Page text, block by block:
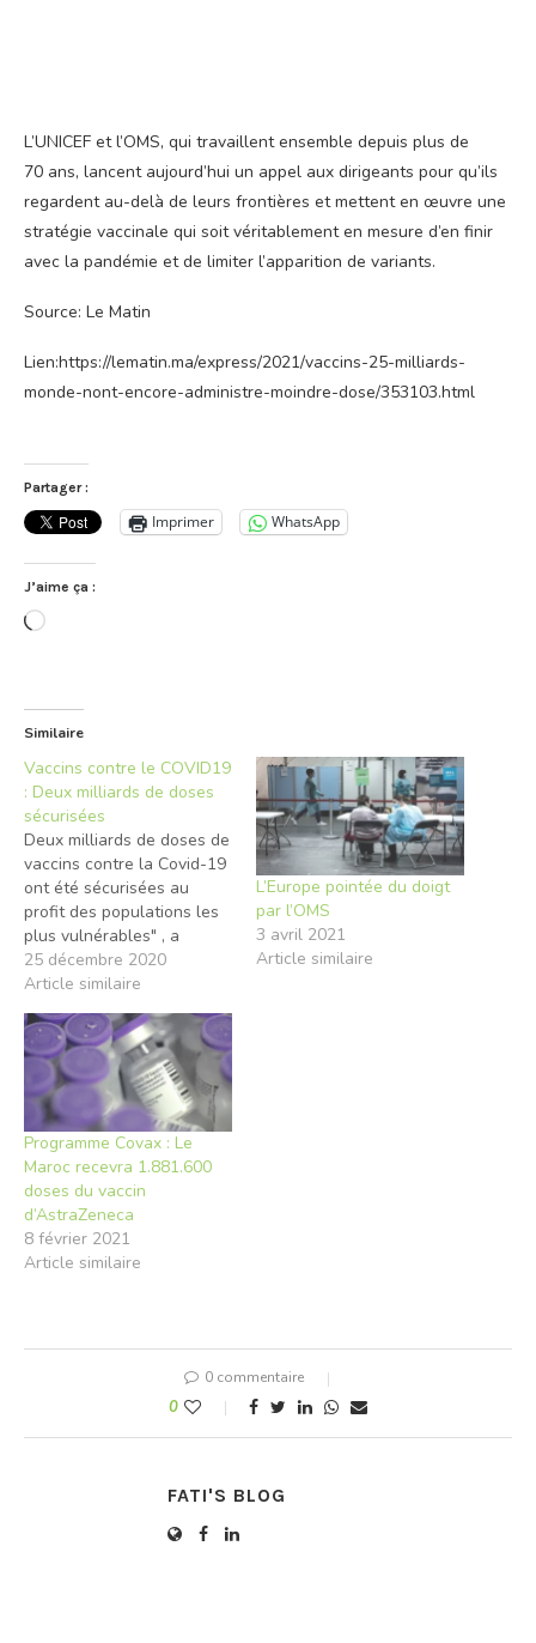
L’UNICEF et l’OMS, qui travaillent ensemble depuis plus de
70 ans, lancent aujourd’hui un appel aux dirigeants pour qu’ils
regardent au-delà de leurs frontières et mettent en œuvre une
stratégie vaccinale qui soit véritablement en mesure d’en finir
avec la pandémie et de limiter l’apparition de variants.
Source: Le Matin
Lien:https://lematin.ma/express/2021/vaccins-25-milliards-
monde-nont-encore-administre-moindre-dose/353103.html
Partager :
Imprimer WhatsApp
J’aime ça :
Chargement…
Similaire
Vaccins contre le COVID19
: Deux milliards de doses
sécurisées
Deux milliards de doses de
vaccins contre la Covid-19
ont été sécurisées au
profit des populations les
plus vulnérables" , a
annoncé l’Organisation
mondiale de la santé
(OMS) qui a ajouté que
cette quantité est
assuré grâce au COVAX,
un mécanisme codirigé par
la Coalition pour les
innovations en matière de
préparation…
25 décembre 2020
Article similaire
L’Europe pointée du doigt
par l’OMS
3 avril 2021
Article similaire
Programme Covax : Le
Maroc recevra 1.881.600
doses du vaccin
d’AstraZeneca
8 février 2021
Article similaire
0 commentaire
0
FATI'S BLOG